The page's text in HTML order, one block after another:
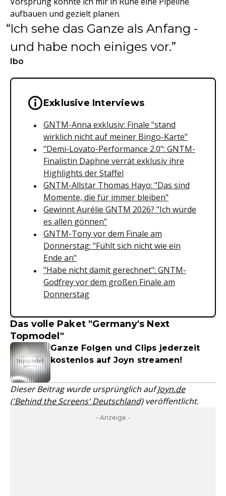
aufbauen und gezielt planen.
Ich sehe das Ganze als Anfang -
und habe noch einiges vor.
Ibo
Wichtige Hinweise &
Exklusive Interviews
GNTM-Anna exklusiv: Finale "stand
wirklich nicht auf meiner Bingo-Karte"
"Demi-Lovato-Performance 2.0": GNTM-
Finalistin Daphne verrät exklusiv ihre
Highlights der Staffel
GNTM-Allstar Thomas Hayo: "Das sind
Momente, die für immer bleiben"
Gewinnt Aurélie GNTM 2026? "Ich würde
es allen gönnen"
GNTM-Tony vor dem Finale am
Donnerstag: "Fühlt sich nicht wie ein
Ende an"
"Habe nicht damit gerechnet": GNTM-
Godfrey vor dem großen Finale am
Donnerstag
Das volle Paket "Germany's Next
Topmodel"
Ganze Folgen und Clips jederzeit
kostenlos auf Joyn streamen!
Dieser Beitrag wurde ursprünglich aufJoyn.de
('Behind the Screens' Deutschland)veröffentlicht.
- Anzeige -